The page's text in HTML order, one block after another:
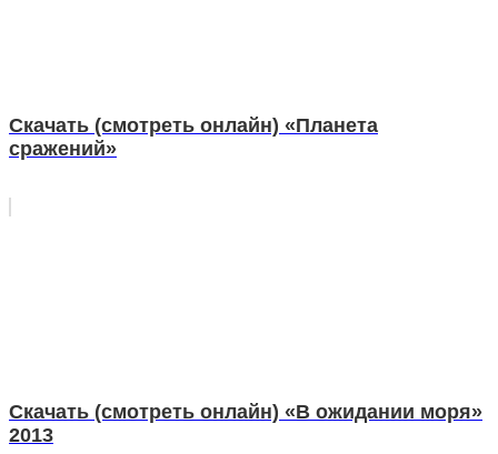
Скачать (смотреть онлайн) «Планета
сражений»
Скачать (смотреть онлайн) «В ожидании моря»
2013